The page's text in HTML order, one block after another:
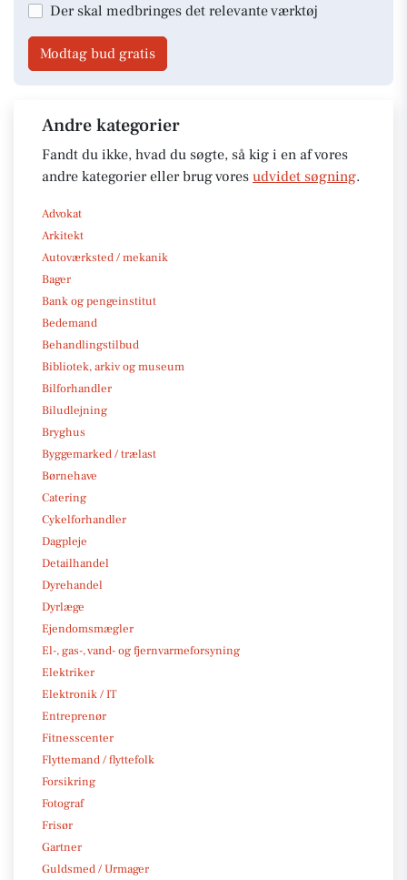
Der skal medbringes det relevante værktøj
Modtag bud gratis
Andre kategorier
Fandt du ikke, hvad du søgte, så kig i en af vores
andre kategorier eller brug vores udvidet søgning.
Advokat
Arkitekt
Autoværksted / mekanik
Bager
Bank og pengeinstitut
Bedemand
Behandlingstilbud
Bibliotek, arkiv og museum
Bilforhandler
Biludlejning
Bryghus
Byggemarked / trælast
Børnehave
Catering
Cykelforhandler
Dagpleje
Detailhandel
Dyrehandel
Dyrlæge
Ejendomsmægler
El-, gas-, vand- og fjernvarmeforsyning
Elektriker
Elektronik / IT
Entreprenør
Fitnesscenter
Flyttemand / flyttefolk
Forsikring
Fotograf
Frisør
Gartner
Guldsmed / Urmager